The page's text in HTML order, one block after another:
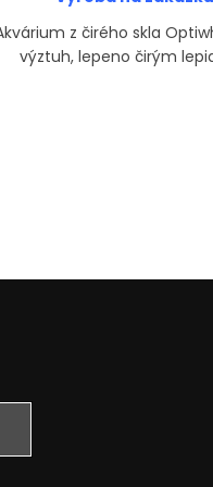
z čirého skla
výztuh, lepeno čirým